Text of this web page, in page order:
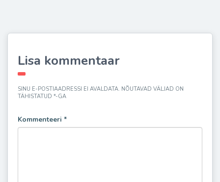
Lisa kommentaar
SINU E-POSTIAADRESSI EI AVALDATA. NÕUTAVAD VÄLJAD ON
TÄHISTATUD *-GA
Kommenteeri *